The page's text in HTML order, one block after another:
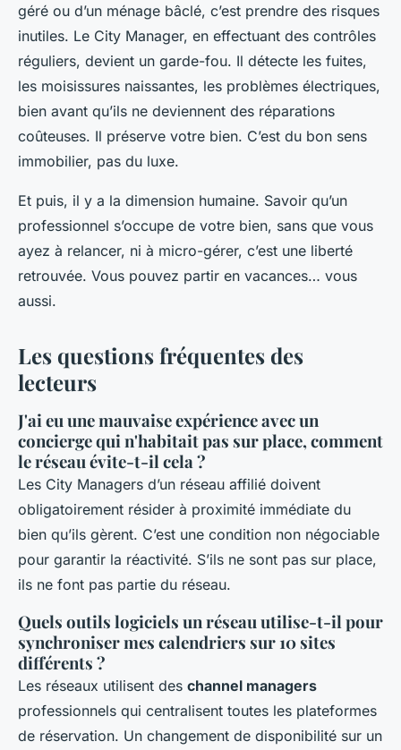
géré ou d’un ménage bâclé, c’est prendre des risques
inutiles. Le City Manager, en effectuant des contrôles
réguliers, devient un garde-fou. Il détecte les fuites,
les moisissures naissantes, les problèmes électriques,
bien avant qu’ils ne deviennent des réparations
coûteuses. Il préserve votre bien. C’est du bon sens
immobilier, pas du luxe.
Et puis, il y a la dimension humaine. Savoir qu’un
professionnel s’occupe de votre bien, sans que vous
ayez à relancer, ni à micro-gérer, c’est une liberté
retrouvée. Vous pouvez partir en vacances… vous
aussi.
Les questions fréquentes des
lecteurs
J'ai eu une mauvaise expérience avec un
concierge qui n'habitait pas sur place, comment
le réseau évite-t-il cela ?
Les City Managers d’un réseau affilié doivent
obligatoirement résider à proximité immédiate du
bien qu’ils gèrent. C’est une condition non négociable
pour garantir la réactivité. S’ils ne sont pas sur place,
ils ne font pas partie du réseau.
Quels outils logiciels un réseau utilise-t-il pour
synchroniser mes calendriers sur 10 sites
différents ?
Les réseaux utilisent des channel managers
professionnels qui centralisent toutes les plateformes
de réservation. Un changement de disponibilité sur un